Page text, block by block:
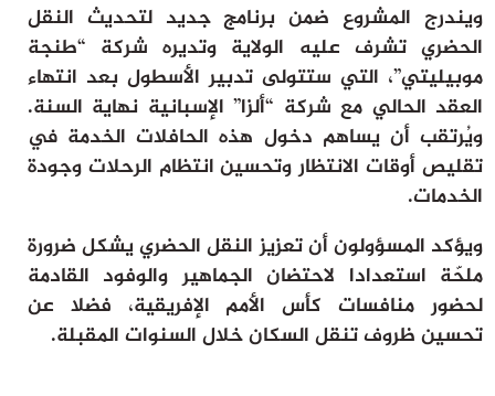
ويندرج المشروع ضمن برنامج جديد لتحديث النقل
الحضري تشرف عليه الولاية وتديره شركة “طنجة
موبيليتي”، التي ستتولى تدبير الأسطول بعد انتهاء
العقد الحالي مع شركة “ألزا” الإسبانية نهاية السنة.
ويُرتقب أن يساهم دخول هذه الحافلات الخدمة في
تقليص أوقات الانتظار وتحسين انتظام الرحلات وجودة
الخدمات.
ويؤكد المسؤولون أن تعزيز النقل الحضري يشكل ضرورة
ملحّة استعدادا لاحتضان الجماهير والوفود القادمة
لحضور منافسات كأس الأمم الإفريقية، فضلا عن
تحسين ظروف تنقل السكان خلال السنوات المقبلة.